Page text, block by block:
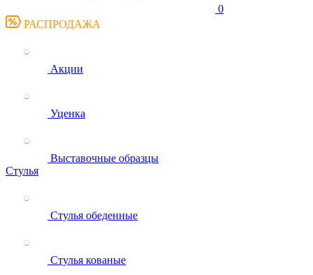
0
РАСПРОДАЖА
Акции
Уценка
Выставочные образцы
Стулья
Стулья обеденные
Стулья кованые